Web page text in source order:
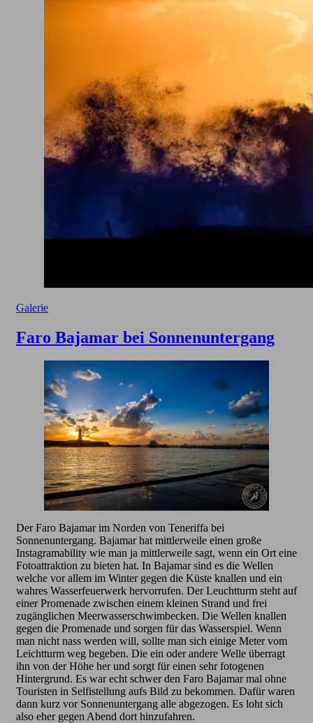
Galerie
Faro Bajamar bei Sonnenuntergang
Der Faro Bajamar im Norden von Teneriffa bei
Sonnenuntergang. Bajamar hat mittlerweile einen große
Instagramability wie man ja mittlerweile sagt, wenn ein Ort eine
Fotoattraktion zu bieten hat. In Bajamar sind es die Wellen
welche vor allem im Winter gegen die Küste knallen und ein
wahres Wasserfeuerwerk hervorrufen. Der Leuchtturm steht auf
einer Promenade zwischen einem kleinen Strand und frei
zugänglichen Meerwasserschwimbecken. Die Wellen knallen
gegen die Promenade und sorgen für das Wasserspiel. Wenn
man nicht nass werden will, sollte man sich einige Meter vom
Leichtturm weg begeben. Die ein oder andere Welle überragt
ihn von der Höhe her und sorgt für einen sehr fotogenen
Hintergrund. Es war echt schwer den Faro Bajamar mal ohne
Touristen in Selfistellung aufs Bild zu bekommen. Dafür waren
dann kurz vor Sonnenuntergang alle abgezogen. Es loht sich
also eher gegen Abend dort hinzufahren.